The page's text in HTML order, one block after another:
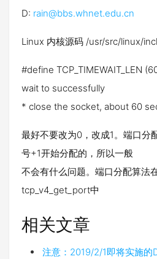
D: rain@bbs.whnet.edu.cn
Linux 内核源码 /usr/src/linux/
#define TCP_TIMEWAIT_LEN
wait to successfully
* close the socket, about 60
最好不要改为0，改成1。端口分
号+1开始分配的，所以一般
不会有什么问题。端口分配算法
tcp_v4_get_port中
相关文章
注意：2019/2/1即将实施的